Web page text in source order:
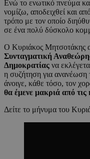
Ενώ το ενωτικό πνεύμα
νομίζω, αποδειχθεί και
τρόπο με τον οποίο
σε ένα πολύ δύσκολο
Ο Κυριάκος Μητσοτάκης
Συνταγματική
Δημοκρατίας να
η συζήτηση για ανανέωση
άνοιγε, κάθε τόσο, τον
θα έμενε μακριά από τις
Δείτε το μήνυμα του